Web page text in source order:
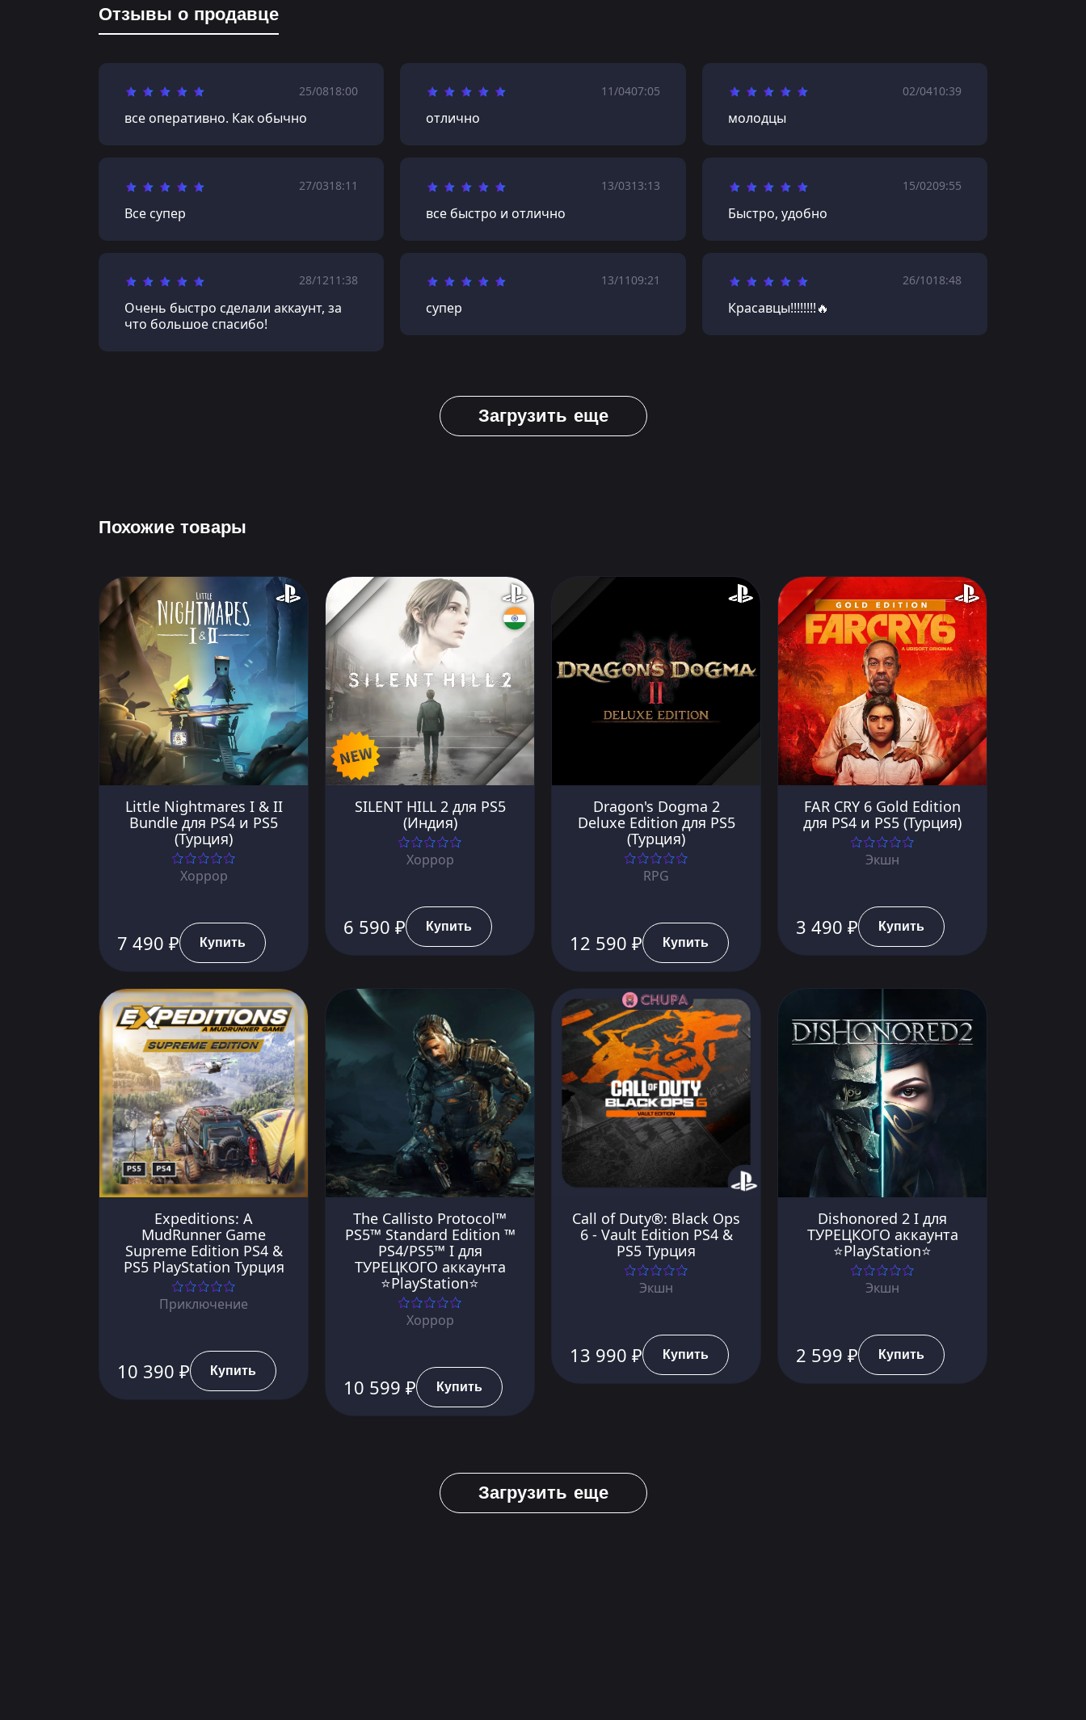
Отзывы о продавце
25/0818:00
все оперативно. Как обычно
11/0407:05
отлично
02/0410:39
молодцы
27/0318:11
Все супер
13/0313:13
все быстро и отлично
15/0209:55
Быстро, удобно
28/1211:38
Очень быстро сделали аккаунт, за
что большое спасибо!
13/1109:21
супер
26/1018:48
Красавцы!!!!!!!!🔥
Загрузить еще
Похожие товары
Little Nightmares I & II
Bundle для PS4 и PS5
(Турция)
Хоррор
7 490 ₽ Купить
SILENT HILL 2 для PS5
(Индия)
Хоррор
6 590 ₽ Купить
Dragon's Dogma 2
Deluxe Edition для PS5
(Турция)
RPG
12 590 ₽ Купить
FAR CRY 6 Gold Edition
для PS4 и PS5 (Турция)
Экшн
3 490 ₽ Купить
Expeditions: A
MudRunner Game
Supreme Edition PS4 &
PS5 PlayStation Турция
Приключение
10 390 ₽ Купить
The Callisto Protocol™
PS5™ Standard Edition ™
PS4/PS5™ I для
ТУРЕЦКОГО аккаунта
⭐PlayStation⭐
Хоррор
10 599 ₽ Купить
Call of Duty®: Black Ops
6 - Vault Edition PS4 &
PS5 Турция
Экшн
13 990 ₽ Купить
Dishonored 2 I для
ТУРЕЦКОГО аккаунта
⭐PlayStation⭐
Экшн
2 599 ₽ Купить
Загрузить еще